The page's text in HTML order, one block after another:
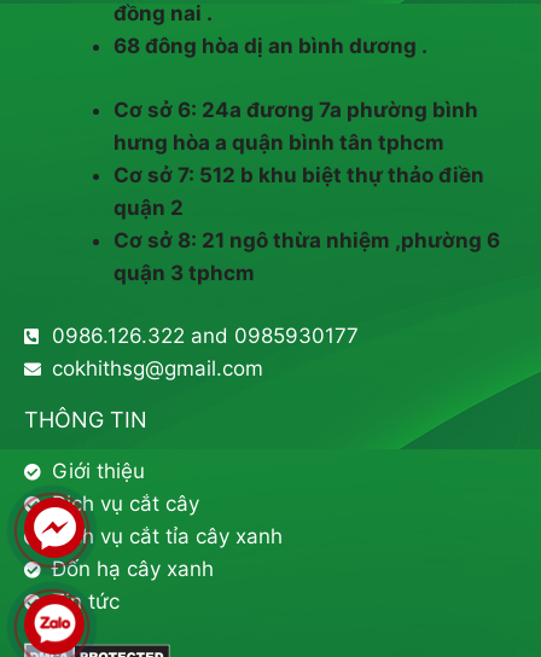
đồng nai .
68 đông hòa dị an bình dương .
Cơ sở 6: 24a đương 7a phường bình
hưng hòa a quận bình tân tphcm
Cơ sở 7: 512 b khu biệt thự thảo điền
quận 2
Cơ sở 8: 21 ngô thừa nhiệm ,phường 6
quận 3 tphcm
0986.126.322 and 0985930177
cokhithsg@gmail.com
THÔNG TIN
Giới thiệu
Dịch vụ cắt cây
Dịch vụ cắt tỉa cây xanh
Đốn hạ cây xanh
Tin tức